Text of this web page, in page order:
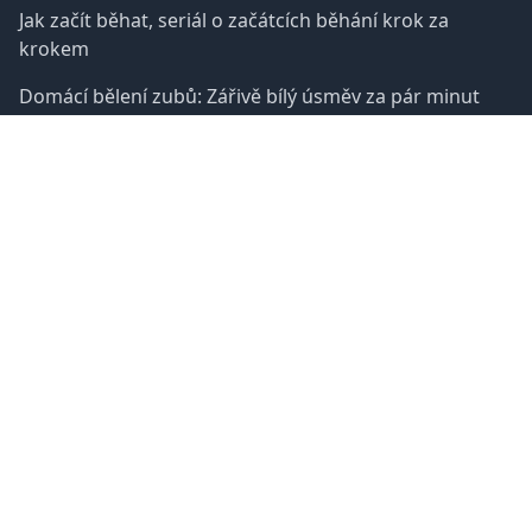
Jak začít běhat, seriál o začátcích běhání krok za
krokem
Domácí bělení zubů: Zářivě bílý úsměv za pár minut